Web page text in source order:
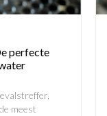
perfecte
meest